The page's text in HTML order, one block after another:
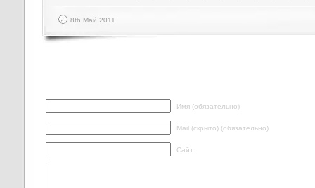
8th Май 2011
Имя (обязательно)
Mail (скрыто) (обязательно)
Сайт